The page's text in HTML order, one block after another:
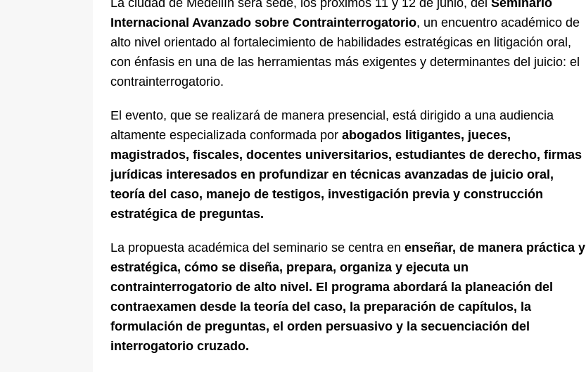
La ciudad de Medellín será sede, los próximos 11 y 12 de junio, del Seminario
Internacional Avanzado sobre Contrainterrogatorio, un encuentro académico de
alto nivel orientado al fortalecimiento de habilidades estratégicas en litigación oral,
con énfasis en una de las herramientas más exigentes y determinantes del juicio: el
contrainterrogatorio.
El evento, que se realizará de manera presencial, está dirigido a una audiencia
altamente especializada conformada por abogados litigantes, jueces,
magistrados, fiscales, docentes universitarios, estudiantes de derecho, firmas
jurídicas interesados en profundizar en técnicas avanzadas de juicio oral,
teoría del caso, manejo de testigos, investigación previa y construcción
estratégica de preguntas.
La propuesta académica del seminario se centra en enseñar, de manera práctica y
estratégica, cómo se diseña, prepara, organiza y ejecuta un
contrainterrogatorio de alto nivel. El programa abordará la planeación del
contraexamen desde la teoría del caso, la preparación de capítulos, la
formulación de preguntas, el orden persuasivo y la secuenciación del
interrogatorio cruzado.